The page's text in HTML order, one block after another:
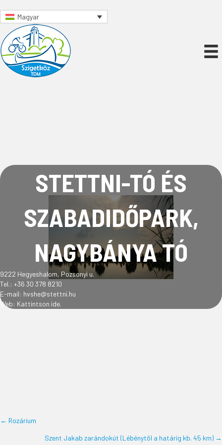
Magyar
STETTNI-TÓ ÉS
SZABADIDŐPARK,
NAGYBÁNYA TÓ
9222 Hegyeshalom, Pozsonyi u.
Tel.: +36 30 378 8210
E-mail: hvshe@stettni.hu
Web: Kattintson ide.
POSTS
← Rozárium
Szent Jakab zarándokút (Lébénytől a határig kb. 45 km) →